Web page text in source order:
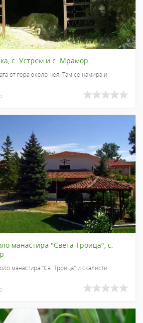
с. Устрем и с. Мрамор
от гора около нея. Там се намира и
манастира "Света Троица", с.
манастира "Св. Троица" и скалисти